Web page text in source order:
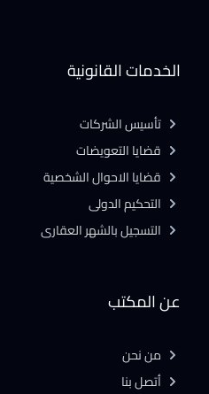
عن المكتب
من نحن
أتصل بنا
الخدمات القانونية
تأسيس الشركات
قضايا التعويضات
قضايا الاحوال الشخصية
التحكيم الدولى
التسجيل بالشهر العقارى